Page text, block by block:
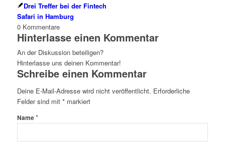
Drei Treffer bei der Fintech
Safari in Hamburg
0 Kommentare
Hinterlasse einen Kommentar
An der Diskussion beteiligen?
Hinterlasse uns deinen Kommentar!
Schreibe einen Kommentar
Deine E-Mail-Adresse wird nicht veröffentlicht. Erforderliche
Felder sind mit *markiert
Name*